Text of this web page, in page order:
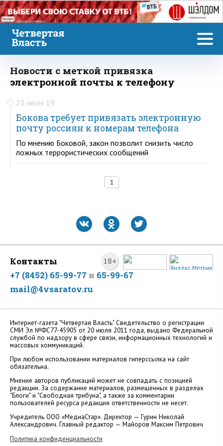
Реклама
Новости с меткой привязка
электронной почты к телефону
23 июля 19
Бокова требует привязать электронную
почту россиян к номерам телефона
По мнению Боковой, закон позволит снизить число
ложных террористических сообщений
1
18+
Контакты
+7 (8452) 65-99-77 и 65-99-67
mail@4vsaratov.ru
Интернет-газета "Четвертая Власть" Cвидетельство о регистрации
СМИ Эл №ФС77-45905 от 20 июля 2011 года, выдано Федеральной
службой по надзору в сфере связи, информационных технологий и
массовых коммуникаций.
При любом использовании материалов гиперссылка на сайт
обязательна.
Мнение авторов публикаций может не совпадать с позицией
редакции. За содержание материалов, размещенных в разделах
"Блоги" и "Свободная трибуна", а также за комментарии
пользователей ресурса редакция ответственности не несет.
Учредитель ООО «МедиаСтар». Директор — Гурин Николай
Александрович. Главный редактор — Майоров Максим Петрович
Политика конфиденциальности